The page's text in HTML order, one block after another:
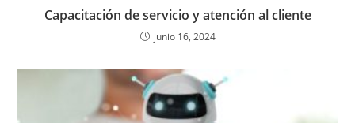
Capacitación de servicio y atención al cliente
junio 16, 2024